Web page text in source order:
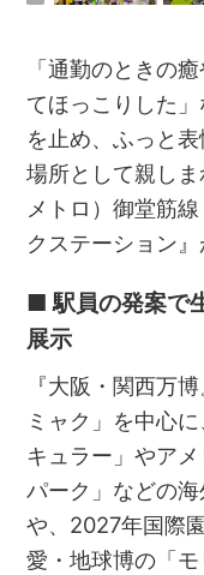
「通勤のときの
てほっこりした
を止め、ふっと
場所として親し
メトロ）御堂筋
クステーション
■ 駅員の発案で
展示
『大阪・関西万
ミャク」を中心
キュラー」やア
パーク」などの
や、2027年国際
愛・地球博の「